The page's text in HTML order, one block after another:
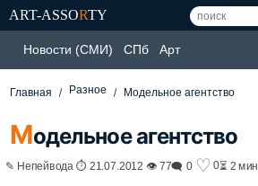
ART-ASSORTY
Новости (СМИ) СПб Арт
Главная Разное Модельное агентство
Модельное агентство
✎ Непейвода ⏱ 21.07.2012 👁 77🗨 0 ♡ 0⏳ 2 мин